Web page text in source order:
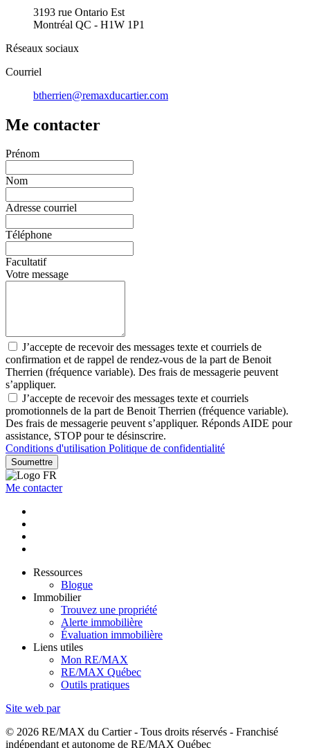
3193 rue Ontario Est
Montréal QC - H1W 1P1
Réseaux sociaux
Courriel
btherrien@remaxducartier.com
Me contacter
Prénom
Nom
Adresse courriel
Téléphone
Facultatif
Votre message
J’accepte de recevoir des messages texte et courriels de
confirmation et de rappel de rendez-vous de la part de Benoit
Therrien (fréquence variable). Des frais de messagerie peuvent
s’appliquer.
J’accepte de recevoir des messages texte et courriels
promotionnels de la part de Benoit Therrien (fréquence variable).
Des frais de messagerie peuvent s’appliquer. Réponds AIDE pour
assistance, STOP pour te désinscrire.
Conditions d'utilisation Politique de confidentialité
Soumettre
Me contacter
Ressources
Blogue
Immobilier
Trouvez une propriété
Alerte immobilière
Évaluation immobilière
Liens utiles
Mon RE/MAX
RE/MAX Québec
Outils pratiques
Site web par
© 2026 RE/MAX du Cartier - Tous droits réservés - Franchisé
indépendant et autonome de RE/MAX Québec